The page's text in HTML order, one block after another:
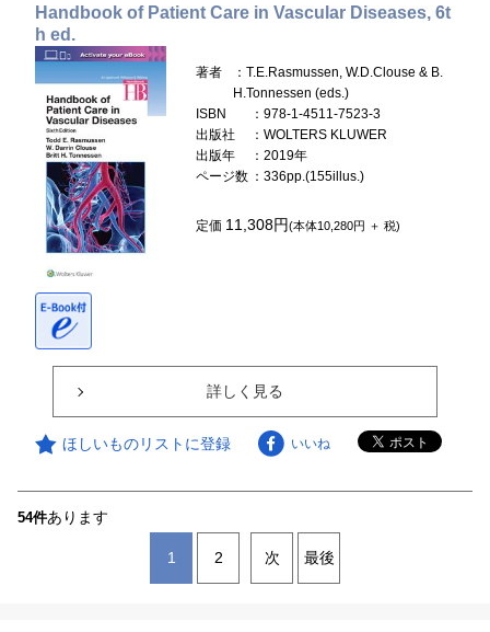
Handbook of Patient Care in Vascular Diseases, 6t
h ed.
著者
：T.E.Rasmussen, W.D.Clouse & B.
H.Tonnessen (eds.)
ISBN
：978-1-4511-7523-3
出版社
：WOLTERS KLUWER
出版年
：2019年
ページ数 ：336pp.(155illus.)
定価 11,308円(本体10,280円 ＋ 税)
詳しく見る
ほしいものリストに登録 いいね
54件あります
1 2 次 最後